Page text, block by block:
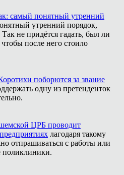
самый понятный утренний
утренний порядок,
не придётся гадать, был ли
после него стоило
поборются за звание
одну из претенденток
ЦРБ проводит
лагодаря такому
отпрашиваться с работы или
поликлиники.